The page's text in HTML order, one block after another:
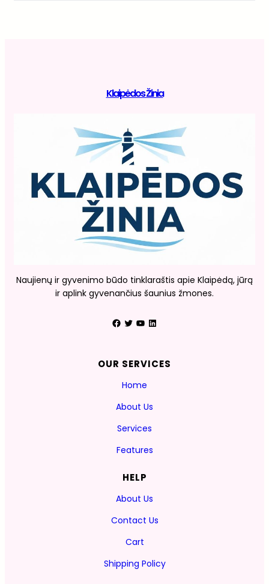
Klaipėdos Žinia
Naujienų ir gyvenimo būdo tinklaraštis apie Klaipėdą, jūrą
ir aplink gyvenančius šaunius žmones.
Facebook Twitter YouTube LinkedIn
OUR SERVICES
Home
About Us
Services
Features
HELP
About Us
Contact Us
Cart
Shipping Policy